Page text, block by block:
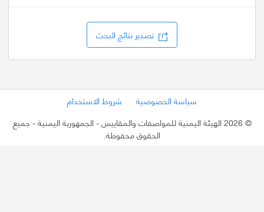
تصدير نتائج البحث
سياسة الخصوصية
شروط الاستخدام
©2026 الهيئة اليمنية للمواصفات والمقاييس - الجمهورية اليمنية
- جميع
الحقوق محفوظة.